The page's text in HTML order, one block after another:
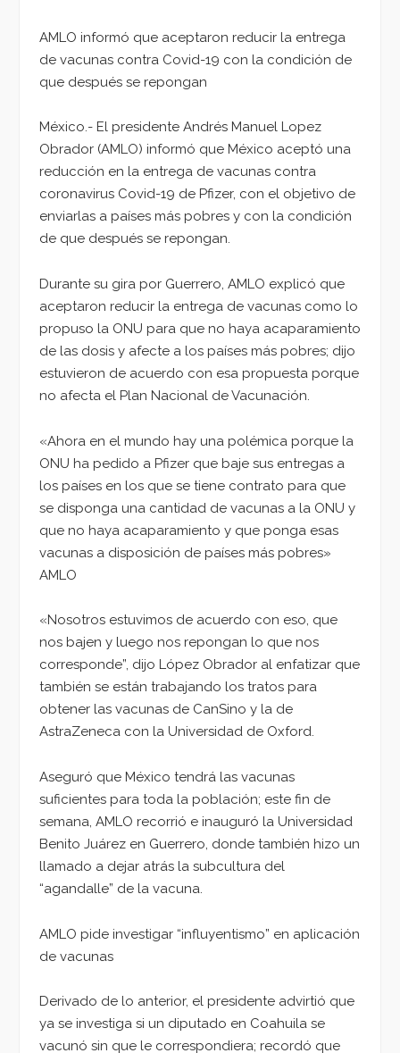
AMLO informó que aceptaron reducir la entrega
de vacunas contra Covid-19 con la condición de
que después se repongan
México.- El presidente Andrés Manuel Lopez
Obrador (AMLO) informó que México aceptó una
reducción en la entrega de vacunas contra
coronavirus Covid-19 de Pfizer, con el objetivo de
enviarlas a países más pobres y con la condición
de que después se repongan.
Durante su gira por Guerrero, AMLO explicó que
aceptaron reducir la entrega de vacunas como lo
propuso la ONU para que no haya acaparamiento
de las dosis y afecte a los países más pobres; dijo
estuvieron de acuerdo con esa propuesta porque
no afecta el Plan Nacional de Vacunación.
«Ahora en el mundo hay una polémica porque la
ONU ha pedido a Pfizer que baje sus entregas a
los países en los que se tiene contrato para que
se disponga una cantidad de vacunas a la ONU y
que no haya acaparamiento y que ponga esas
vacunas a disposición de países más pobres»
AMLO
«Nosotros estuvimos de acuerdo con eso, que
nos bajen y luego nos repongan lo que nos
corresponde”, dijo López Obrador al enfatizar que
también se están trabajando los tratos para
obtener las vacunas de CanSino y la de
AstraZeneca con la Universidad de Oxford.
Aseguró que México tendrá las vacunas
suficientes para toda la población; este fin de
semana, AMLO recorrió e inauguró la Universidad
Benito Juárez en Guerrero, donde también hizo un
llamado a dejar atrás la subcultura del
“agandalle” de la vacuna.
AMLO pide investigar “influyentismo” en aplicación
de vacunas
Derivado de lo anterior, el presidente advirtió que
ya se investiga si un diputado en Coahuila se
vacunó sin que le correspondiera; recordó que